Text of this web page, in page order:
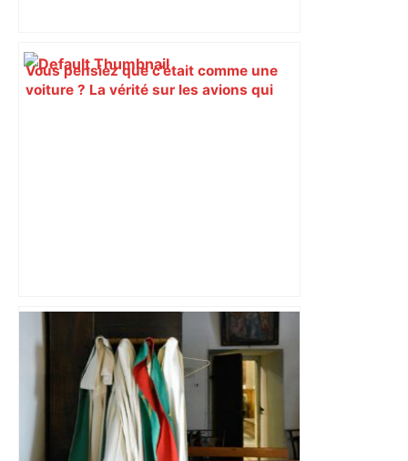
Vous pensiez que c’était comme une
voiture ? La vérité sur les avions qui
EXCLUSIF. LGV Bordeaux-Toulouse : ce
que contient le protocole qui doit
relancer le projet – Sud Ouest